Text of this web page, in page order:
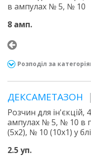
в ампулах № 5, № 10
8 амп.
Розподіл за
ДЕКСАМЕТАЗОН
Розчин для
ампулах № 5, № 10 в
(5х2), № 10 (10х1) у
2.5 уп.